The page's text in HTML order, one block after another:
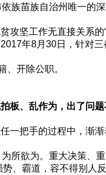
族苗族自治州唯一的
坚工作无直接关系的
年8月30日，针对
开除公职。
板、乱作为，出了问题
把手的过程中，渐
欲为。重大决策、
势、霸道，容不得别